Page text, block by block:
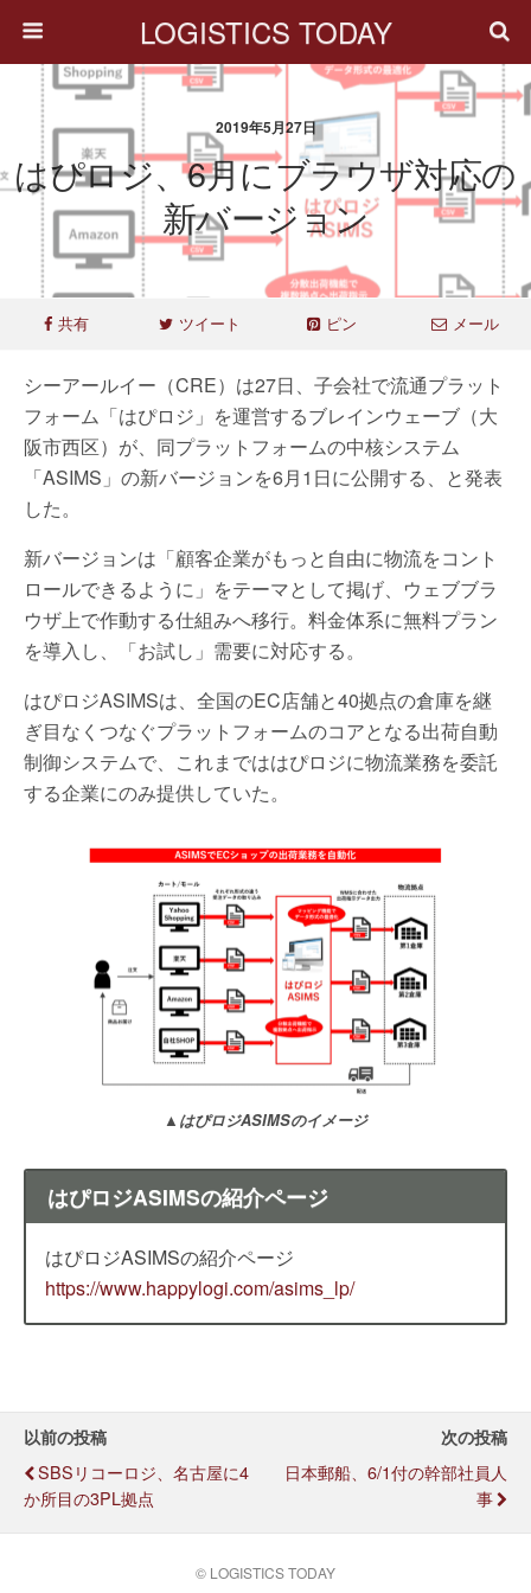
LOGISTICS TODAY
2019年5月27日
はぴロジ、6月にブラウザ対応の
新バージョン
共有 ツイート ピン メール
シーアールイー（CRE）は27日、子会社で流通プラット
フォーム「はぴロジ」を運営するブレインウェーブ（大
阪市西区）が、同プラットフォームの中核システム
「ASIMS」の新バージョンを6月1日に公開する、と発表
した。
新バージョンは「顧客企業がもっと自由に物流をコント
ロールできるように」をテーマとして掲げ、ウェブブラ
ウザ上で作動する仕組みへ移行。料金体系に無料プラン
を導入し、「お試し」需要に対応する。
はぴロジASIMSは、全国のEC店舗と40拠点の倉庫を継
ぎ目なくつなぐプラットフォームのコアとなる出荷自動
制御システムで、これまでははぴロジに物流業務を委託
する企業にのみ提供していた。
▲はぴロジASIMSのイメージ
はぴロジASIMSの紹介ページ
はぴロジASIMSの紹介ページ
https://www.happylogi.com/asims_lp/
以前の投稿
SBSリコーロジ、名古屋に4
か所目の3PL拠点
次の投稿
日本郵船、6/1付の幹部社員人
事
© LOGISTICS TODAY